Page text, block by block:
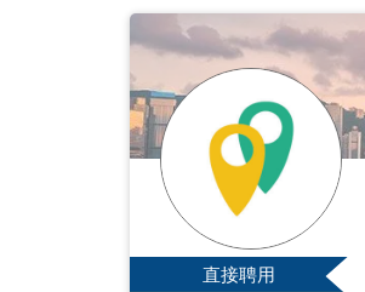
直接聘用